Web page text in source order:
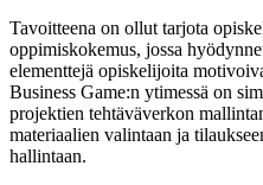
Tavoitteena on ollut tarjota
oppimiskokemus, jossa
elementtejä opiskelijoita
Business Game:n ytimessä on
projektien tehtäväverkon
materiaalien valintaan ja
hallintaan.